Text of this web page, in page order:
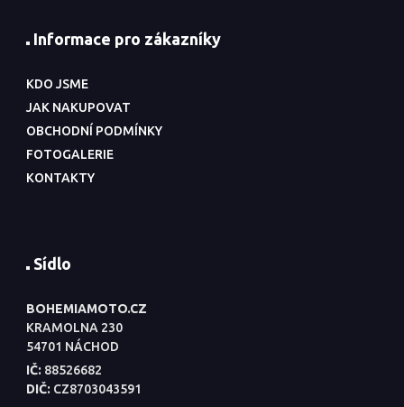
Informace pro zákazníky
KDO JSME
JAK NAKUPOVAT
OBCHODNÍ PODMÍNKY
FOTOGALERIE
KONTAKTY
Sídlo
BOHEMIAMOTO.CZ
KRAMOLNA 230
54701 NÁCHOD
IČ: 88526682
DIČ: CZ8703043591